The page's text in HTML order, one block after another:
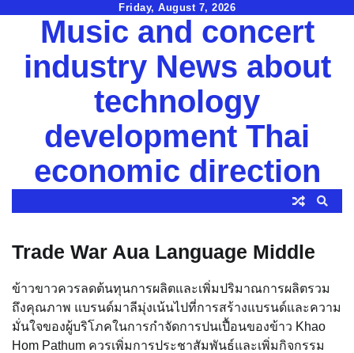
Friday, August 7, 2026
Music and concert
industry News about
technology
development Thai
economic direction
Trade War Aua Language Middle
ข้าวขาวควรลดต้นทุนการผลิตและเพิ่มปริมาณการผลิตรวม
ถึงคุณภาพ แบรนด์มาลีมุ่งเน้นไปที่การสร้างแบรนด์และความ
มั่นใจของผู้บริโภคในการกำจัดการปนเปื้อนของข้าว Khao
Hom Pathum ควรเพิ่มการประชาสัมพันธ์และเพิ่มกิจกรรม